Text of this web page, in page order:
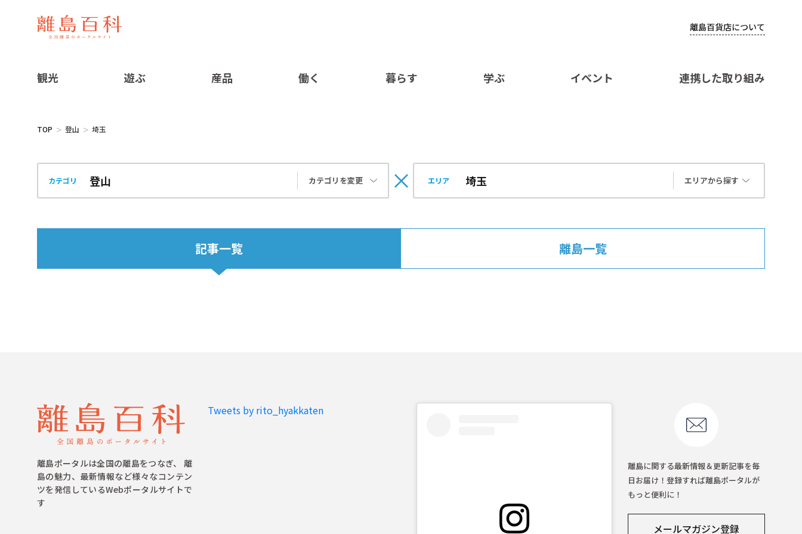
離島百貨店について
観光 遊ぶ 産品 働く 暮らす 学ぶ イベント 連携した取り組み
TOP 登山 埼玉
カテゴリ カテゴリを変更 エリア エリアから探す
記事一覧 離島一覧
離島ポータルは全国の離島をつなぎ、 離
島の魅力、最新情報など様々なコンテン
ツを発信しているWebポータルサイトで
す
Tweets by rito_hyakkaten
離島に関する最新情報＆更新記事を毎
日お届け！登録すれば離島ポータルが
もっと便利に！
メールマガジン登録